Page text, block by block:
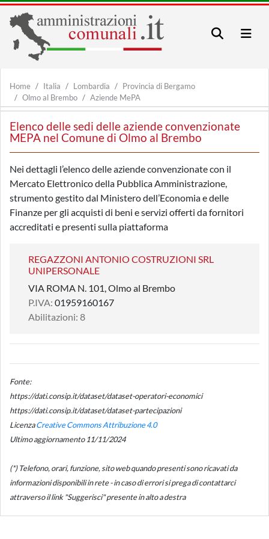
Home Italia Lombardia
Provincia di Bergamo
Olmo al Brembo
Aziende MePA
Elenco delle sedi delle aziende convenzionate
MEPA nel Comune di Olmo al Brembo
Nei dettagli l’elenco delle aziende convenzionate con il
Mercato Elettronico della Pubblica Amministrazione,
strumento gestito dal Ministero dell’Economia e delle
Finanze per gli acquisti di beni e servizi offerti da fornitori
accreditati e presenti sulla piattaforma
REGAZZONI ANTONIO COSTRUZIONI SRL
UNIPERSONALE
VIA ROMA N. 101, Olmo al Brembo
P.IVA: 01959160167
Abilitazioni: 8
Fonte:
https://dati.consip.it/dataset/dataset-operatori-economici
https://dati.consip.it/dataset/dataset-partecipazioni
LicenzaCreative Commons Attribuzione 4.0
Ultimo aggiornamento 11/11/2024
(*) Telefono, orari, funzione, sito web quando presenti sono ricavati da
informazioni disponibili in rete - in caso di errori si prega di contattarci
attraverso il link "Suggerisci" presente in alto a destra